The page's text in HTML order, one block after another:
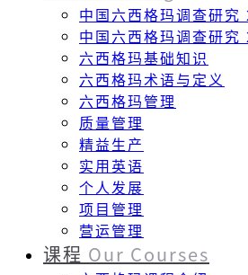
中国六西格玛调查研究
中国六西格玛调查研究
六西格玛基础知识
六西格玛术语与定义
六西格玛管理
质量管理
精益生产
实用英语
个人发展
项目管理
营运管理
课程 Our Courses